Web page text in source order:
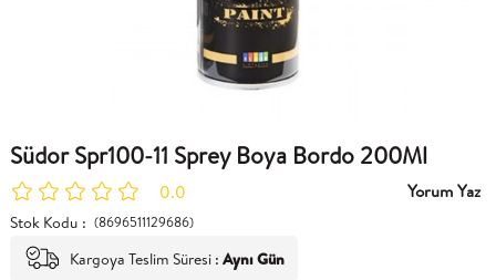
Südor Spr100-11 Sprey Boya Bordo 200Ml
0.0 Yorum Yaz
Stok Kodu (8696511129686)
Kargoya Teslim Süresi : Aynı Gün